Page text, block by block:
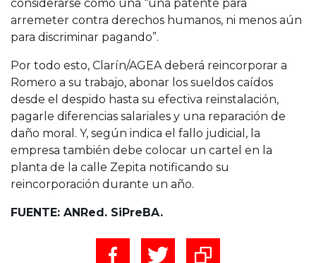
considerarse como una “una patente para
arremeter contra derechos humanos, ni menos aún
para discriminar pagando”.
Por todo esto, Clarín/AGEA deberá reincorporar a
Romero a su trabajo, abonar los sueldos caídos
desde el despido hasta su efectiva reinstalación,
pagarle diferencias salariales y una reparación de
daño moral. Y, según indica el fallo judicial, la
empresa también debe colocar un cartel en la
planta de la calle Zepita notificando su
reincorporación durante un año.
FUENTE: ANRed. SiPreBA.